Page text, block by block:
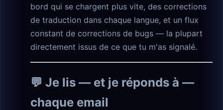
bord qui se chargent plus vite, des corrections
de traduction dans chaque langue, et un flux
constant de corrections de bugs — la plupart
directement issus de ce que tu m'as signalé.
💬 Je lis — et je réponds à —
chaque email